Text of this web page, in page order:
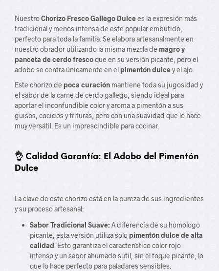
NuestroChorizo Fresco Gallego Dulcees la expresión más
tradicional y menos intensa de este popular embutido,
perfecto para toda la familia. Se elabora artesanalmente en
nuestro obrador utilizando la misma mezcla de magro y
panceta de cerdo frescoque en su versión picante, pero el
adobo se centra únicamente en el pimentón dulcey el ajo.
Este chorizo de poca curación mantiene toda su jugosidad y
el sabor de la carne de cerdo gallego, siendo ideal para
aportar el inconfundible color y aroma a pimentón a sus
guisos, cocidos y frituras, pero con una suavidad que lo hace
muy versátil. Es un imprescindible para cocinar.
👌 Calidad Garantía: El Adobo del Pimentón
Dulce
La clave de este chorizo está en la pureza de sus ingredientes
y su proceso artesanal:
Sabor Tradicional Suave:A diferencia de su homólogo
picante, esta versión utiliza solo pimentón dulce de alta
calidad. Esto garantiza el característico color rojo
intenso y un sabor ahumado sutil, sin el toque picante, lo
que lo hace perfecto para paladares sensibles.